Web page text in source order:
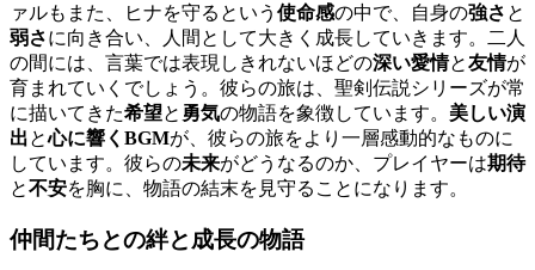
ァルもまた、ヒナを守るという 使命感の中で、自身の強さ と
弱さに向き合い、人間として大きく成長していきます。二人
の間には、言葉では表現しきれないほどの深い愛情と友情が
育まれていくでしょう。彼らの旅は、聖剣伝説シリーズが常
に描いてきた希望と 勇気の物語を象徴しています。 美しい演
出と心に響くBGMが、彼らの旅をより一層感動的なものに
しています。彼らの未来がどうなるのか、プレイヤーは期待
と不安を胸に、物語の結末を見守ることになります。
仲間たちとの絆と成長の物語